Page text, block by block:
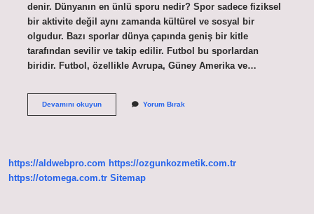
denir. Dünyanın en ünlü sporu nedir? Spor sadece fiziksel
bir aktivite değil aynı zamanda kültürel ve sosyal bir
olgudur. Bazı sporlar dünya çapında geniş bir kitle
tarafından sevilir ve takip edilir. Futbol bu sporlardan
biridir. Futbol, ​​özellikle Avrupa, Güney Amerika ve…
Devamını okuyunDünyanın
Yorum Bırak
https://aldwebpro.com https://ozgunkozmetik.com.tr
https://otomega.com.tr Sitemap